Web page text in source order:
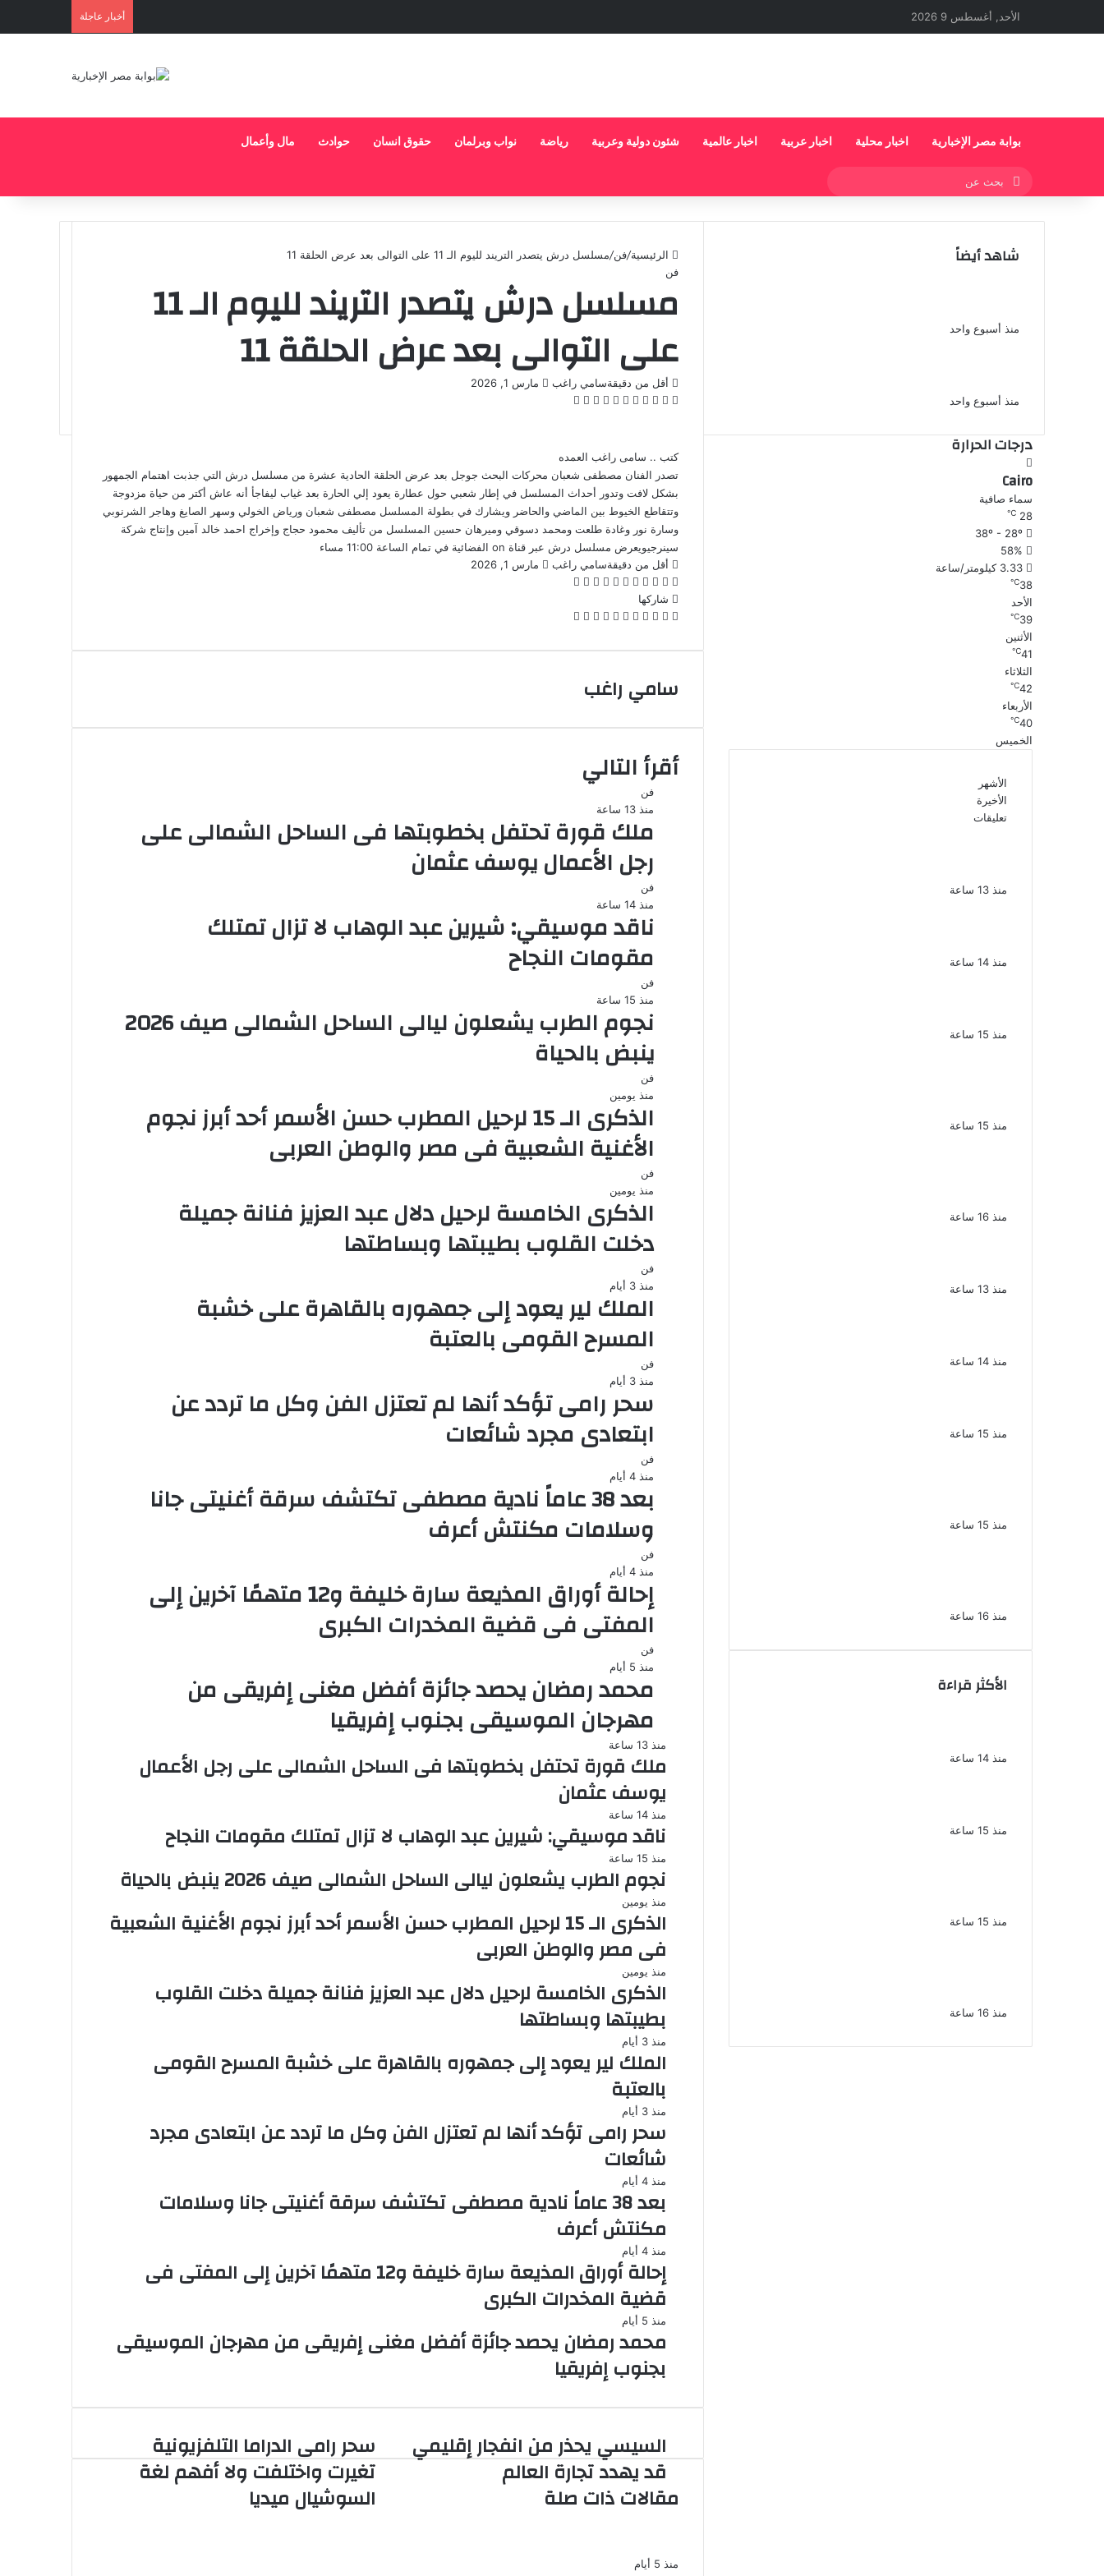
الأحد, أغسطس 9 2026 أخبار عاجلة
بوابة مصر الإخبارية اخبار محلية اخبار عربية اخبار عالمية شئون دولية وعربية رياضة نواب وبرلمان حقوق انسان حوادث مال وأعمال
بحث
الرئيسية/فن/مسلسل درش يتصدر التريند لليوم الـ 11 على التوالى بعد عرض الحلقة 11
فن
مسلسل درش يتصدر التريند لليوم الـ 11
على التوالى بعد عرض الحلقة 11
سامي راغب
أرسل
مارس 1, 2026
أقل من دقيقة
فيسبوك
‫X لينكدإنبينتيريست
‫Pocket
واتساب
تيلقرام
ڤايبر
كتب .. سامى راغب العمده
تصدر الفنان مصطفى شعبان محركات البحث جوجل بعد عرض الحلقة الحادية عشرة من مسلسل درش التي جذبت اهتمام الجمهور
بشكل لافت وتدور أحداث المسلسل في إطار شعبي حول عطارة يعود إلي الحارة بعد غياب ليفاجأ أنه عاش أكتر من حياة مزدوجة
وتتقاطع الخيوط بين الماضي والحاضر ويشارك في بطولة المسلسل مصطفى شعبان ورياض الخولي وسهر الصايغ وهاجر الشرنوبي
وسارة نور وغادة طلعت ومحمد دسوقي وميرهان حسين المسلسل من تأليف محمود حجاج وإخراج احمد خالد آمين وإنتاج شركة
سينرجيويعرض مسلسل درش عبر قناة on الفضائية في تمام الساعة 11:00 مساء
سامي راغب
أرسل
مارس 1, 2026
أقل من دقيقة
فيسبوك
‫X لينكدإنبينتيريست
‫Pocket
واتساب
تيلقرام
ڤايبر
شاركها
فيسبوك
‫X لينكدإنبينتيريستOdnoklassniki
‫Pocket
مشاركة
البريد
سامي راغب
أقرأ التالي
فن
منذ 13 ساعة
ملك قورة تحتفل بخطوبتها فى الساحل الشمالى على
رجل الأعمال يوسف عثمان
فن
منذ 14 ساعة
ناقد موسيقي: شيرين عبد الوهاب لا تزال تمتلك
مقومات النجاح
فن
منذ 15 ساعة
نجوم الطرب يشعلون ليالى الساحل الشمالى صيف 2026
ينبض بالحياة
فن
منذ يومين
الذكرى الـ 15 لرحيل المطرب حسن الأسمر أحد أبرز نجوم
الأغنية الشعبية فى مصر والوطن العربى
فن
منذ يومين
الذكرى الخامسة لرحيل دلال عبد العزيز فنانة جميلة
دخلت القلوب بطيبتها وبساطتها
فن
منذ 3 أيام
الملك لير يعود إلى جمهوره بالقاهرة على خشبة
المسرح القومى بالعتبة
فن
منذ 3 أيام
سحر رامى تؤكد أنها لم تعتزل الفن وكل ما تردد عن
ابتعادى مجرد شائعات
فن
منذ 4 أيام
بعد 38 عاماً نادية مصطفى تكتشف سرقة أغنيتى جانا
وسلامات مكنتش أعرف
فن
منذ 4 أيام
إحالة أوراق المذيعة سارة خليفة و12 متهمًا آخرين إلى
المفتى فى قضية المخدرات الكبرى
فن
منذ 5 أيام
محمد رمضان يحصد جائزة أفضل مغنى إفريقى من
مهرجان الموسيقى بجنوب إفريقيا
منذ 13 ساعة
ملك قورة تحتفل بخطوبتها فى الساحل الشمالى على رجل الأعمال
يوسف عثمان
منذ 14 ساعة
ناقد موسيقي: شيرين عبد الوهاب لا تزال تمتلك مقومات النجاح
منذ 15 ساعة
نجوم الطرب يشعلون ليالى الساحل الشمالى صيف 2026 ينبض بالحياة
منذ يومين
الذكرى الـ 15 لرحيل المطرب حسن الأسمر أحد أبرز نجوم الأغنية الشعبية
فى مصر والوطن العربى
منذ يومين
الذكرى الخامسة لرحيل دلال عبد العزيز فنانة جميلة دخلت القلوب
بطيبتها وبساطتها
منذ 3 أيام
الملك لير يعود إلى جمهوره بالقاهرة على خشبة المسرح القومى
بالعتبة
منذ 3 أيام
سحر رامى تؤكد أنها لم تعتزل الفن وكل ما تردد عن ابتعادى مجرد
شائعات
منذ 4 أيام
بعد 38 عاماً نادية مصطفى تكتشف سرقة أغنيتى جانا وسلامات
مكنتش أعرف
منذ 4 أيام
إحالة أوراق المذيعة سارة خليفة و12 متهمًا آخرين إلى المفتى فى
قضية المخدرات الكبرى
منذ 5 أيام
محمد رمضان يحصد جائزة أفضل مغنى إفريقى من مهرجان الموسيقى
بجنوب إفريقيا
سحر
رامى
الدراما
التلفزيونية
سحر رامى الدراما التلفزيونية
تغيرت واختلفت ولا أفهم لغة
السوشيال ميديا
السيسي
يحذر
من
انفجار
تجارة
السيسي يحذر من انفجار إقليمي
قد يهدد تجارة العالم
مقالات ذات صلة
منذ 5 أيام
شاهد أيضاً
منذ أسبوع واحد
منذ أسبوع واحد
درجات الحرارة
Cairo
سماء صافية
28
℃
58%
3.33 كيلومتر/ساعة
38
℃
الأحد
39
℃
الأثنين
41
℃
الثلاثاء
42
℃
الأربعاء
40
℃
الخميس
الأشهر
الأخيرة
تعليقات
منذ 13 ساعة
منذ 14 ساعة
منذ 15 ساعة
منذ 15 ساعة
منذ 16 ساعة
منذ 13 ساعة
منذ 14 ساعة
منذ 15 ساعة
منذ 15 ساعة
منذ 16 ساعة
الأكثر قراءة
منذ 14 ساعة
منذ 15 ساعة
منذ 15 ساعة
منذ 16 ساعة